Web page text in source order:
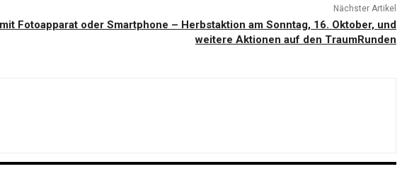
Nächster Artikel
Fotoapparat oder Smartphone – Herbstaktion am Sonntag, 16. Oktober, und
weitere Aktionen auf den TraumRunden